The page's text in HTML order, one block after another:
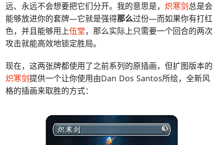
远、永远不会想要把它们分开。我的意思是，炽寒剑总是会
能够放进你的套牌—它就是强得那么过份—而如果你有打红
色，并且能够用上伍堂，那么实际上只需要一个回合的两次
攻击就能高效地锁定胜局。
现在，这两张牌都使用了之前系列的原插画，但扩图版本的
炽寒剑提供一个让你使用由Dan Dos Santos所绘，全新风
格的插画来取胜的方式：